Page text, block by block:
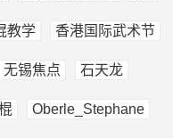
教学 香港国际武术节
无锡焦点 石天龙
Oberle_Stephane